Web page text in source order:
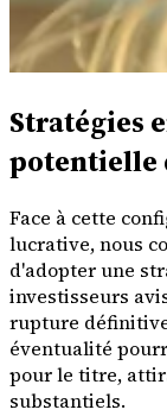
Stratégies
potentielle
Face à cette
lucrative, nous
d'adopter une
investisseurs
rupture
éventualité
pour le titre,
substantiels.